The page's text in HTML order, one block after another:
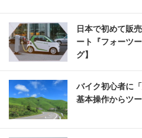
日本で初めて販
ート『フォーツ
グ】
バイク初心者に
基本操作からツ